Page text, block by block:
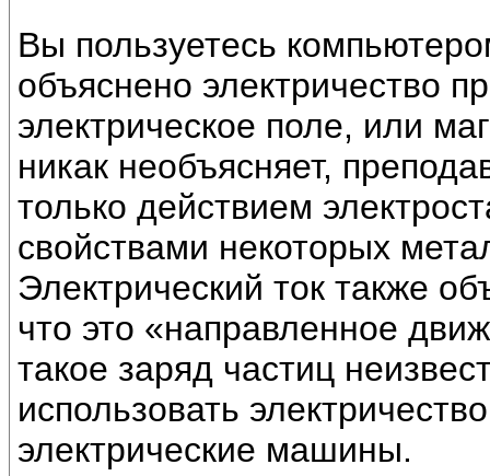
Вы пользуетесь
объяснено электричество
электрическое поле, или
никак необъясняет,
только действием
свойствами некоторых
Электрический ток также
что это «направленное
такое заряд частиц
использовать
электрические машины.